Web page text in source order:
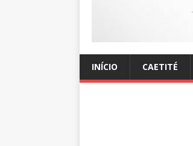
INÍCIO CAETITÉ